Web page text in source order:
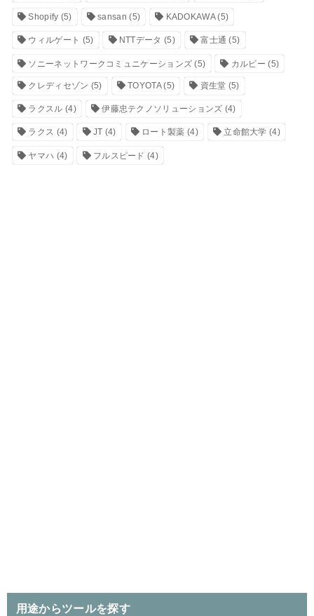
Shopify (5) sansan (5) KADOKAWA(5)
ウィルゲート (5) NTTデータ (5) 富士通 (5)
ソニーネットワークコミュニケーションズ (5) カルビー (5)
クレディセゾン (5) TOYOTA(5) 資生堂 (5)
ラクスル (4) 伊藤忠テクノソリューションズ (4)
ラクス (4) JT (4) ロート製薬 (4) 立命館大学 (4)
ヤマハ (4) フルスピード (4)
用途からツールを探す